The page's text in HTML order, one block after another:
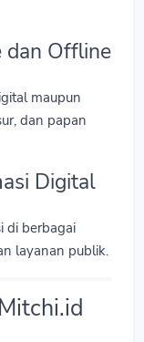
dan Offline
maupun
dan papan
Digital
di berbagai
layanan publik.